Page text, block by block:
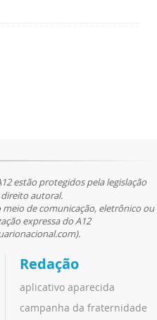
estão protegidos pela legislação
autoral.
de comunicação, eletrônico ou
expressa do A12
Redação
aplicativo aparecida
campanha da fraternidade